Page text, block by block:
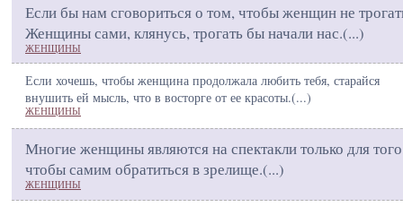
Если бы нам сговориться о том, чтобы женщин не
Женщины сами, клянусь, трогать бы начали нас.(...)
ЖЕНЩИНЫ
Если хочешь, чтобы женщина продолжала любить тебя, старайся
внушить ей мысль, что в восторге от ее красоты.(...)
ЖЕНЩИНЫ
Многие женщины являются на спектакли только для
чтобы самим обратиться в зрелище.(...)
ЖЕНЩИНЫ